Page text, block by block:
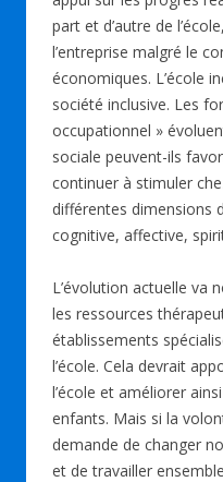
part et d’autre de
l’entreprise malgré le
économiques. L’école
société inclusive. Les
occupationnel »
sociale peuvent-ils
continuer à stimuler
différentes dimensions
cognitive, affective,
L’évolution actuelle va
les ressources
établissements
l’école. Cela devrait
l’école et améliorer
enfants. Mais si la
demande de changer
et de travailler